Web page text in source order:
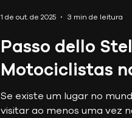
Passo dello
Motociclistas
Se existe um lugar no
visitar ao menos uma vez
1 de out. de 2025 3 min de leitura